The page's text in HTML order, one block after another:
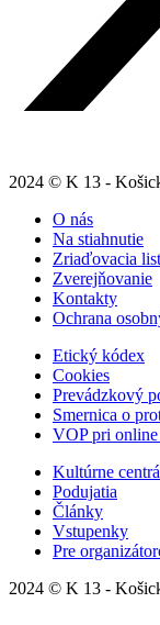
2024 © K 13 -
O nás
Na stiahnutie
Zriaďovacia
Zverejňovanie
Kontakty
Ochrana
Etický kódex
Cookies
Prevádzkový
Smernica o
VOP pri
Kultúrne centrá
Podujatia
Články
Vstupenky
Pre
2024 © K 13 -